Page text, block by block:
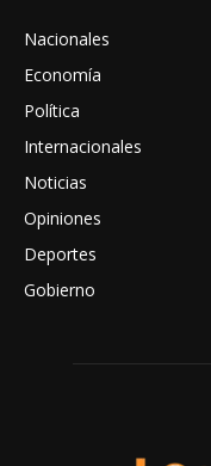
Nacionales
Economía
Política
Internacionales
Noticias
Opiniones
Deportes
Gobierno